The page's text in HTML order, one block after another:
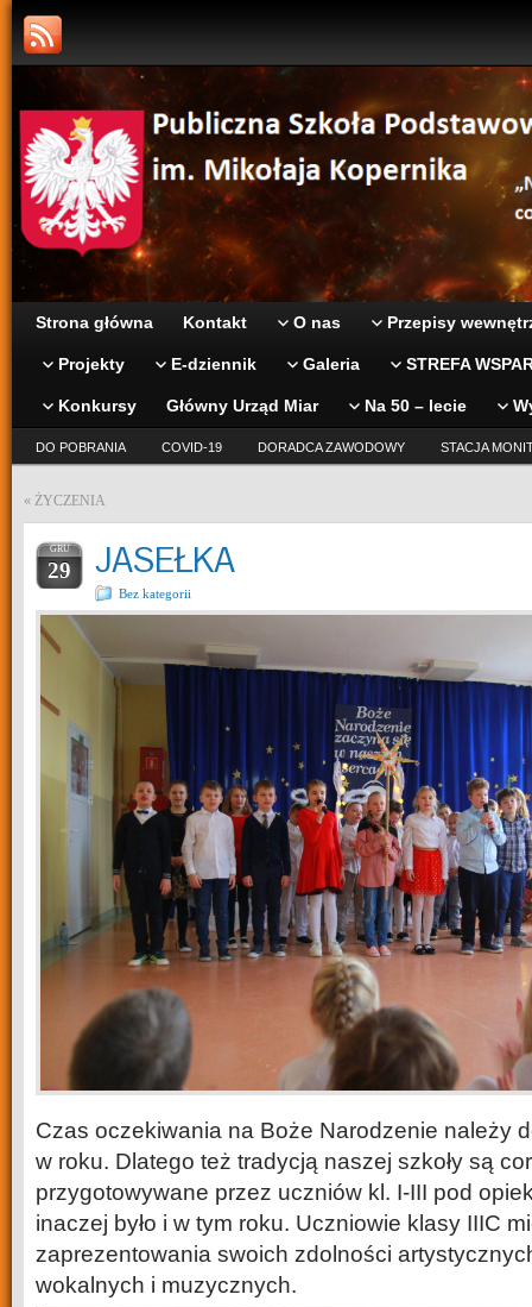
Strona główna Kontakt O nas Przepisy
Projekty E-dziennik Galeria STREFA
Konkursy Główny Urząd Miar Na 50 – lecie
DO POBRANIA COVID-19 DORADCA ZAWODOWY STACJA
« ŻYCZENIA
GRU
29 JASEŁKA
Bez kategorii
Czas oczekiwania na Boże Narodzenie należy
w roku. Dlatego też tradycją naszej szkoły są
przygotowywane przez uczniów kl. I-III pod
inaczej było i w tym roku. Uczniowie klasy IIIC
zaprezentowania swoich zdolności
wokalnych i muzycznych.